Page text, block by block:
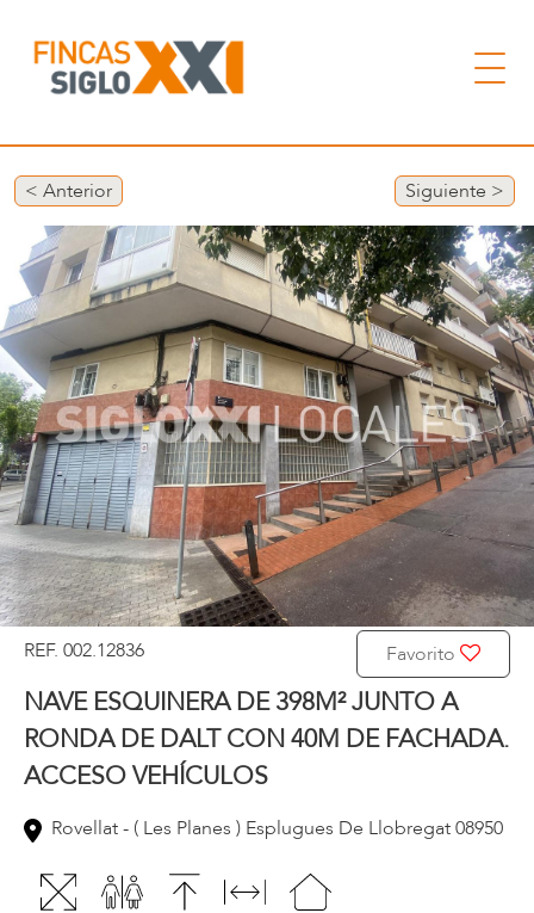
< Anterior Siguiente >
REF. 002.12836 Favorito
NAVE ESQUINERA DE 398M² JUNTO A
RONDA DE DALT CON 40M DE FACHADA.
ACCESO VEHÍCULOS
Rovellat - ( Les Planes ) Esplugues De Llobregat 08950